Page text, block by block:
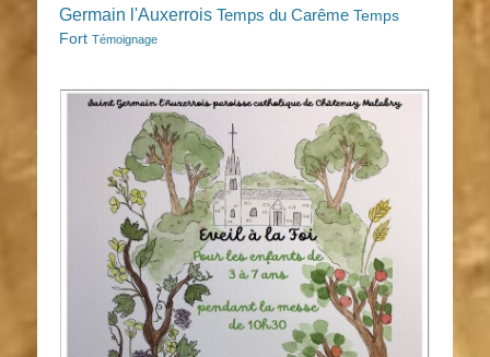
Germain l'Auxerrois Temps du Carême Temps
Fort Témoignage